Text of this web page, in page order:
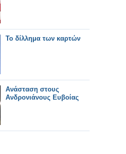
Το δίλλημα των καρτών
Ανάσταση στους
Ανδρονιάνους Ευβοίας